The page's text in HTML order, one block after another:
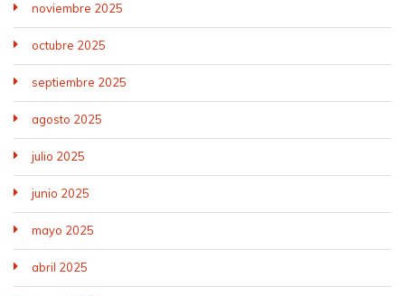
noviembre 2025
octubre 2025
septiembre 2025
agosto 2025
julio 2025
junio 2025
mayo 2025
abril 2025